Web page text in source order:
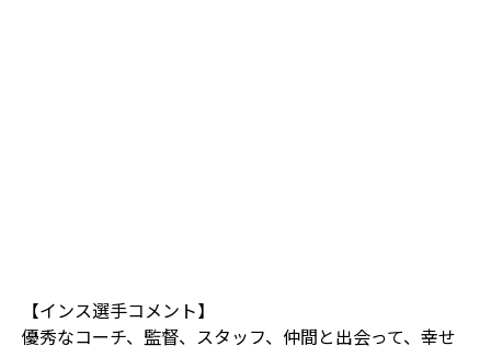
【インス選手コメント】
優秀なコーチ、監督、スタッフ、仲間と出会って、幸せ